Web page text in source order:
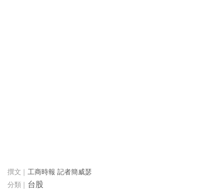
工商時報 記者簡威瑟
台股